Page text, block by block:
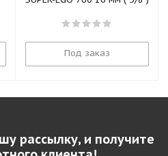
Под заказ
рассылку, и получите